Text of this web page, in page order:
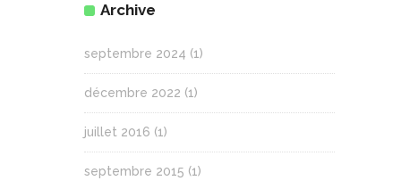
Archive
septembre 2024 (1)
décembre 2022 (1)
juillet 2016 (1)
septembre 2015 (1)